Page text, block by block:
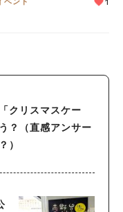
1
クリスマスケー
？（直感アンサー
）